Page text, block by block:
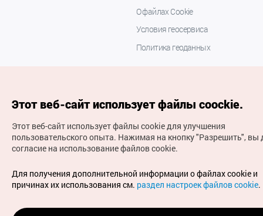
О файлах Cookie
Условия геосервиса
Политика геоданных
(с) Национальная организация туризма Кореи Все
права защищены
Для извещения об ошибках и проблемах, связанных с
работой веб-сайта, направляйте ваши запросы на
официальный адрес электронной почты
Этот веб-сайт использует файлы coockie.
Этот веб-сайт использует файлы cookie для улучшения
пользовательского опыта. Нажимая на кнопку "Разрешить", вы
согласие на использование файлов cookie.
Для получения дополнительной информации о файлах cookie и
причинах их использования см. раздел настроек файлов cookie.